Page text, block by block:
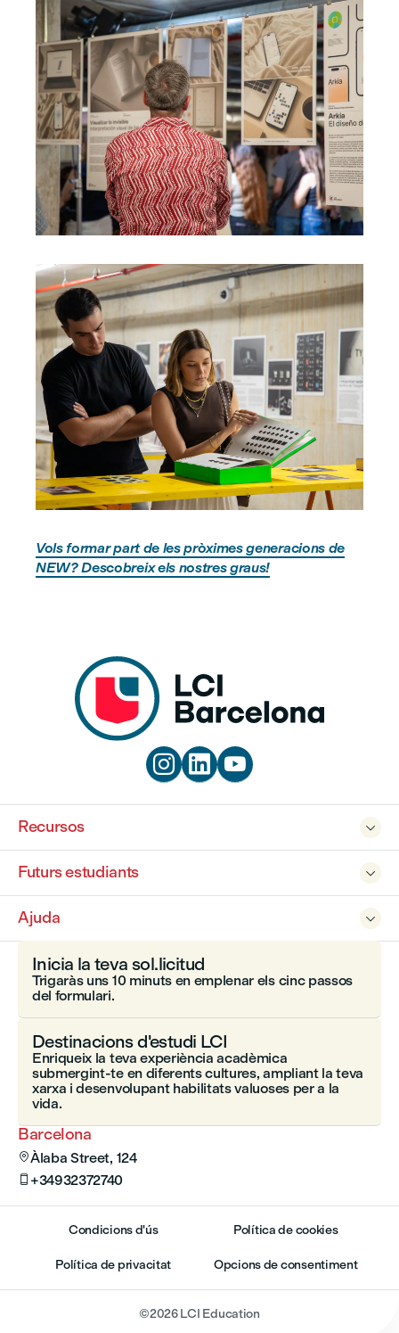
Vols formar part de les pròximes generacions de
NEW? Descobreix els nostres graus!
  

Recursos

Futurs estudiants

Ajuda
Barcelona
Àlaba Street, 124
 +34932372740
Inicia la teva sol.licitud
Trigaràs uns 10 minuts en emplenar els cinc passos
del formulari.
Destinacions d'estudi LCI
Enriqueix la teva experiència acadèmica
submergint-te en diferents cultures, ampliant la teva
xarxa i desenvolupant habilitats valuoses per a la
vida.
Condicions d'ús Política de cookies
Política de privacitat Opcions de consentiment
©2026LCI Education